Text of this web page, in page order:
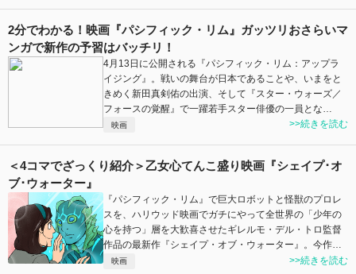
2分でわかる！映画『パシフィック・リム』ガッツリおさらいマ
ンガで新作の予習はバッチリ！
4月13日に公開される『パシフィック・リム：アップラ
イジング』。戦いの舞台が日本であることや、いまをと
きめく新田真剣佑の出演、そして『スター・ウォーズ／
フォースの覚醒』で一躍若手スター俳優の一員とな…
映画 >>続きを読む
＜4コマでざっくり紹介＞乙女心てんこ盛り映画『シェイプ･オ
ブ･ウォーター』
『パシフィック・リム』で巨大ロボットと怪獣のプロレ
スを、ハリウッド映画でガチにやって全世界の「少年の
心を持つ」層を大歓喜させたギレルモ・デル・トロ監督
作品の最新作『シェイプ・オブ・ウォーター』。今作…
映画 >>続きを読む